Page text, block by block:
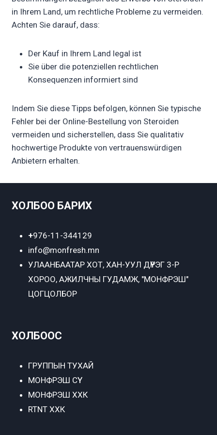
in Ihrem Land, um rechtliche Probleme zu vermeiden.
Achten Sie darauf, dass:
Der Kauf in Ihrem Land legal ist
Sie über die potenziellen rechtlichen
Konsequenzen informiert sind
Indem Sie diese Tipps befolgen, können Sie typische
Fehler bei der Online-Bestellung von Steroiden
vermeiden und sicherstellen, dass Sie qualitativ
hochwertige Produkte von vertrauenswürdigen
Anbietern erhalten.
ХОЛБОО БАРИХ
+976-11-344129
info@monfresh.mn
УЛААНБААТАР ХОТ, ХАН-УУЛ ДҮҮРЭГ 3-Р
ХОРОО, АЖИЛЧНЫ ГУДАМЖ, "МОНФРЭШ"
ЦОГЦОЛБОР
ХОЛБООС
ГРУППЫН ТУХАЙ
МОНФРЭШ СҮҮ
МОНФРЭШ ХХК
RTNT ХХК